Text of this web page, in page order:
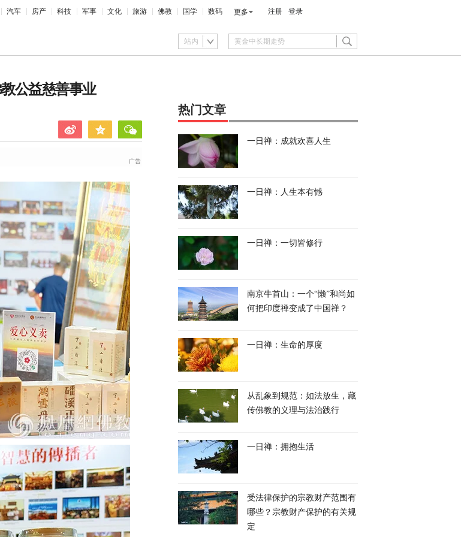
汽车 房产 科技 军事 文化 旅游 佛教 国学 数码 更多 注册 登录
站内
公益慈善事业
热门文章
一日禅：成就欢喜人生
一日禅：人生本有憾
一日禅：一切皆修行
南京牛首山：一个“懒”和尚如
何把印度禅变成了中国禅？
一日禅：生命的厚度
从乱象到规范：如法放生，藏
传佛教的义理与法治践行
一日禅：拥抱生活
受法律保护的宗教财产范围有
哪些？宗教财产保护的有关规
定